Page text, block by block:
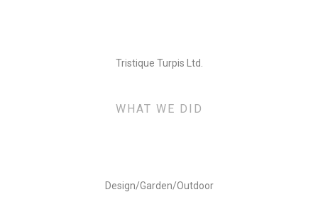
Tristique Turpis Ltd.
WHAT WE DID
Design/Garden/Outdoor